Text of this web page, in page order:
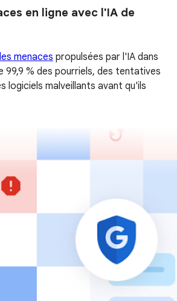
en ligne avec l'IA de
menaces propulsées par l'IA dans
99,9 % des pourriels, des tentatives
logiciels malveillants avant qu'ils